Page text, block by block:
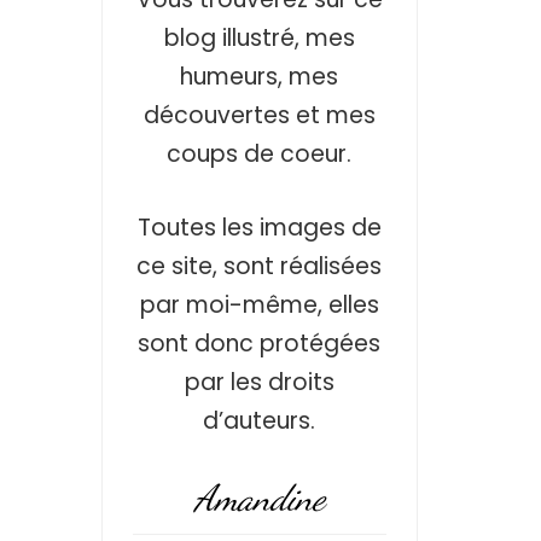
blog illustré, mes
humeurs, mes
découvertes et mes
coups de coeur.
Toutes les images de
ce site, sont réalisées
par moi-même, elles
sont donc protégées
par les droits
d’auteurs.
Amandine